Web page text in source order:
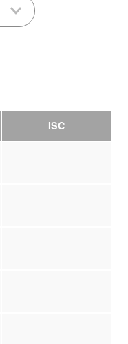
ISC